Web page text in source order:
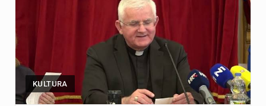
https://youtu.be/mldUU0Knk1Y U prometnoj nesreći u Rijeci teško je ozlijeđena 75-godišnja pješakinja, dok je 80-godišnji pješak prošao s lakšim ozljedama. Na njih je na pješačkom prijelazu naletio autobus kojim je upravljao 54-godišnji vozač. Nesreća se dogodila u utorak, 4. kolovoza, oko 18 sati na raskrižju Ulice Ivana Zajca i Ribarske ulice.
https://youtu.be/-_V3gJvjFjc Trodnevno obilježavanje Dana pobjede i 31. obljetnice Oluje u Rijeci zaključeno je bakljadom na Molo longu, gdje je zapaljeno 222 baklje za poginule branitelje Primorsko-goranske županije. Uz prigodni program, polaganje vijenaca i koncert grupe Opća opasnost, Rijeka je dostojanstveno obilježila najvažniji datum novije hrvatske povijesti. Više u videoprilogu:
KULTURA